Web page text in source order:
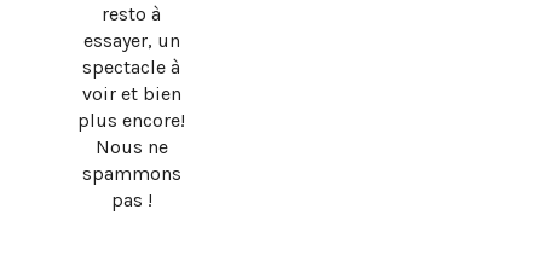
resto à
essayer, un
spectacle à
voir et bien
plus encore!
Nous ne
spammons
pas !
BRUNO PELLETIER 3 ET MOI : UN SPECTACLE À VOIR AU